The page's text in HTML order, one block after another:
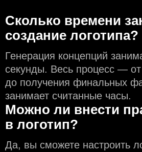
Сколько времени
создание логотипа?
Генерация концепций
секунды. Весь процесс — от
до получения финальных
занимает считанные часы.
Можно ли внести
в логотип?
Да, вы сможете настроить